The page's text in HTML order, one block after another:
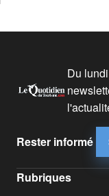
Du
Rester informé
Rubriques